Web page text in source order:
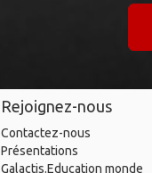
Rejoignez-nous
Contactez-nous
Présentations
Galactis.Education monde